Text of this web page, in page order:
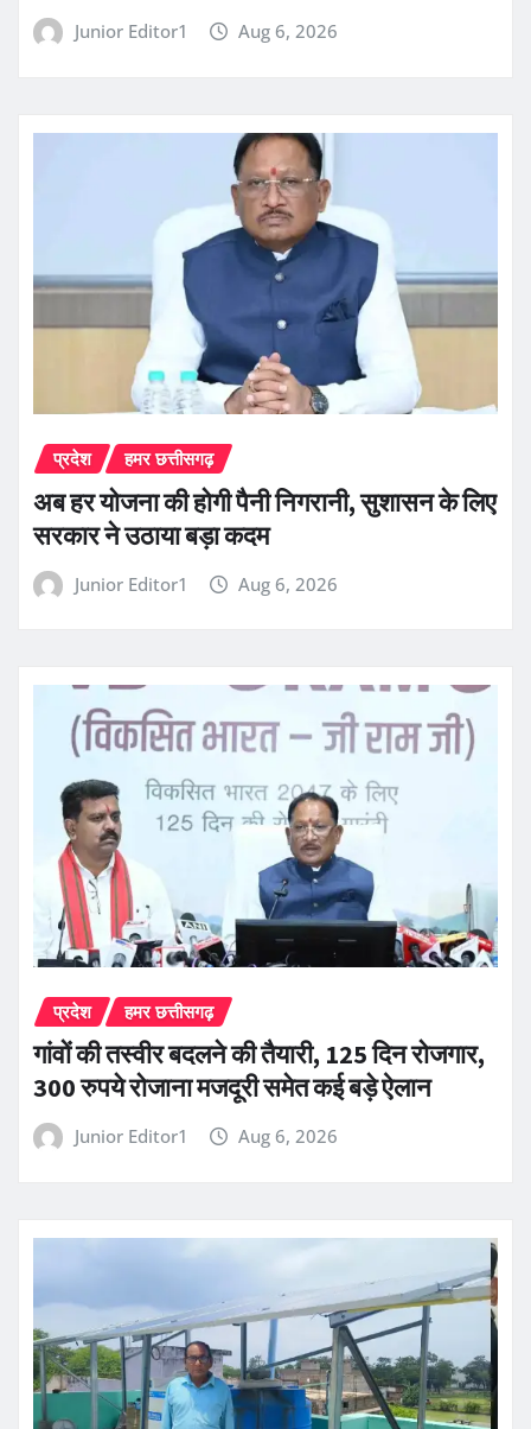
Junior Editor1 Aug 6, 2026
प्रदेश हमर छत्तीसगढ़
अब हर योजना की होगी पैनी निगरानी, सुशासन के लिए
सरकार ने उठाया बड़ा कदम
Junior Editor1 Aug 6, 2026
प्रदेश हमर छत्तीसगढ़
गांवों की तस्वीर बदलने की तैयारी, 125 दिन रोजगार,
300 रुपये रोजाना मजदूरी समेत कई बड़े ऐलान
Junior Editor1 Aug 6, 2026